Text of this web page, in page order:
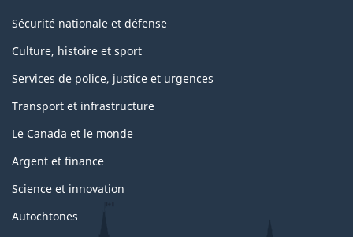
Sécurité nationale et défense
Culture, histoire et sport
Services de police, justice et urgences
Transport et infrastructure
Le Canada et le monde
Argent et finance
Science et innovation
Autochtones